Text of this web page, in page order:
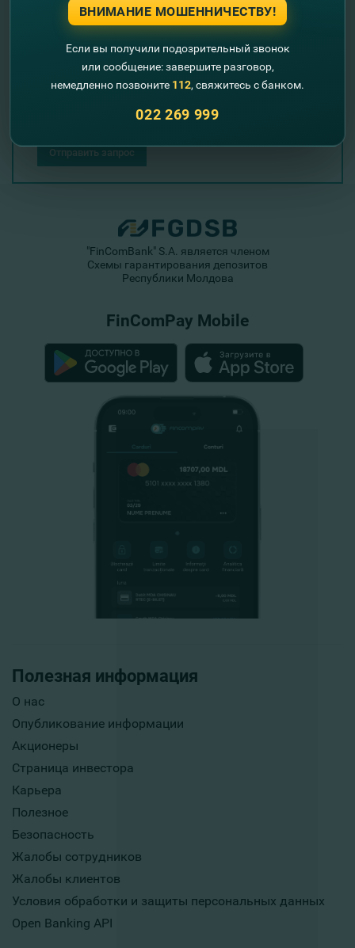
Отправить запрос
Полезная информация
О нас
Опубликование информации
Акционеры
Страница инвестора
Карьера
Полезное
Безопасность
Жалобы сотрудников
Жалобы клиентов
Условия обработки и защиты персональных данных
Open Banking API
"FinComBank" S.A. является членом
Схемы гарантирования депозитов
Республики Молдова
FinComPay Mobile
ВНИМАНИЕ МОШЕННИЧЕСТВУ!
Если вы получили подозрительный звонок
или сообщение: завершите разговор,
немедленно позвоните 112, свяжитесь с банком.
022 269 999